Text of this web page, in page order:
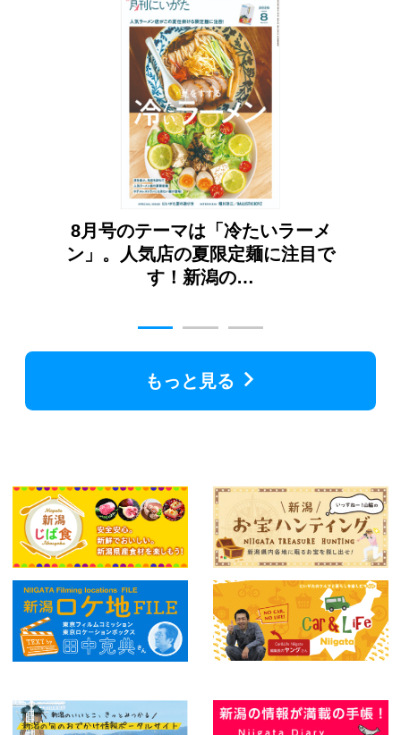
8月号のテーマは「冷たいラーメ
ン」。人気店の夏限定麺に注目で
す！新潟の…
もっと見る